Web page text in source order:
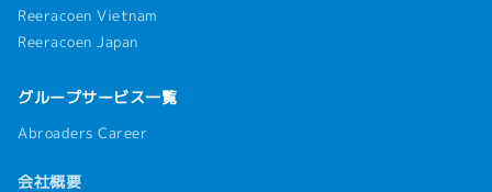
Reeracoen Vietnam
Reeracoen Japan
グループサービス一覧
Abroaders Career
会社概要